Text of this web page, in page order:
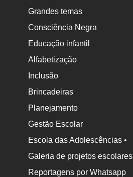
Grandes temas
Consciência Negra
Educação infantil
Alfabetização
Inclusão
Brincadeiras
Planejamento
Gestão Escolar
Escola das Adolescências •
Galeria de projetos escolares
Reportagens por Whatsapp